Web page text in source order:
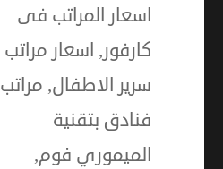
اسعار المراتب فى
كارفور, اسعار مراتب
سرير الاطفال, مراتب
فنادق بتقنية
الميموري فوم,